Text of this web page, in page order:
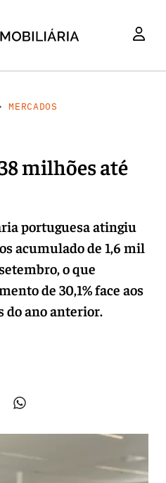
MERCADOS
milhões até
portuguesa atingiu
acumulado de 1,6 mil
o que
de 30,1% face aos
do ano anterior.